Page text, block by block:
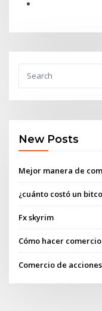
New Posts
Mejor manera de
¿cuánto costó un
Fx skyrim
Cómo hacer
Comercio de